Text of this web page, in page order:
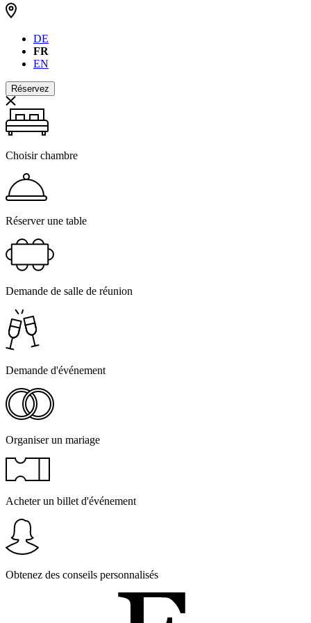
DE
FR
EN
Réservez
Choisir chambre
Réserver une table
Demande de salle de réunion
Demande d'événement
Organiser un mariage
Acheter un billet d'événement
Obtenez des conseils personnalisés